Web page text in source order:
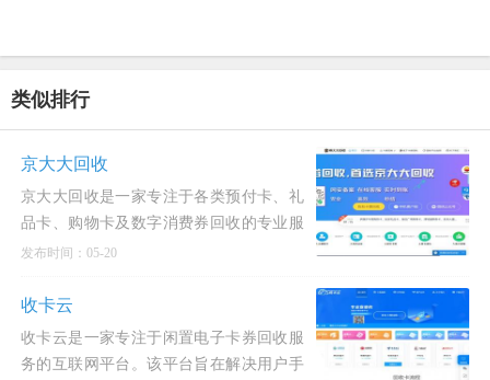
类似排行
京大大回收
京大大回收是一家专注于各类预付卡、礼
品卡、购物卡及数字消费券回收的专业服
务平台，致力于为用户提供安全、高效、
发布时间：05-20
收卡云
收卡云是一家专注于闲置电子卡券回收服
务的互联网平台。该平台旨在解决用户手